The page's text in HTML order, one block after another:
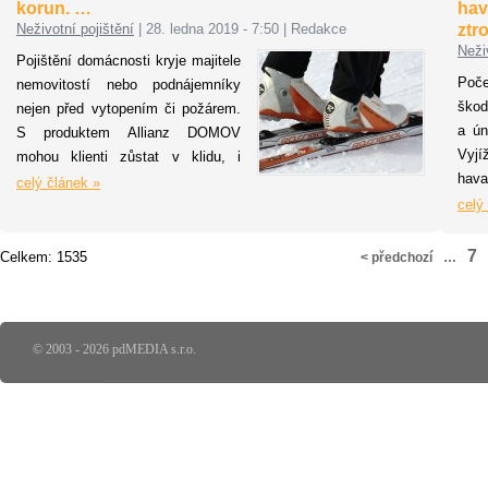
korun. …
Neživotní pojištění 28. ledna 2019 - 7:50
Redakce
Pojištění domácnosti kryje majitele
nemovitostí nebo podnájemníky
nejen před vytopením či požárem.
S produktem Allianz DOMOV
mohou klienti zůstat v klidu, i
pokud nechají svoje lyže a
vyhrazeném nebo třeba ve
celý článek »
a
celý
< předchozí … 7
Celkem: 1535
© 2003 - 2026 pdMEDIA s.r.o.